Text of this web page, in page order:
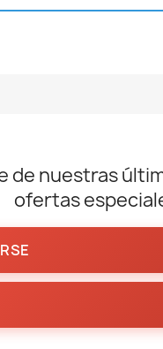
de nuestras
ofertas